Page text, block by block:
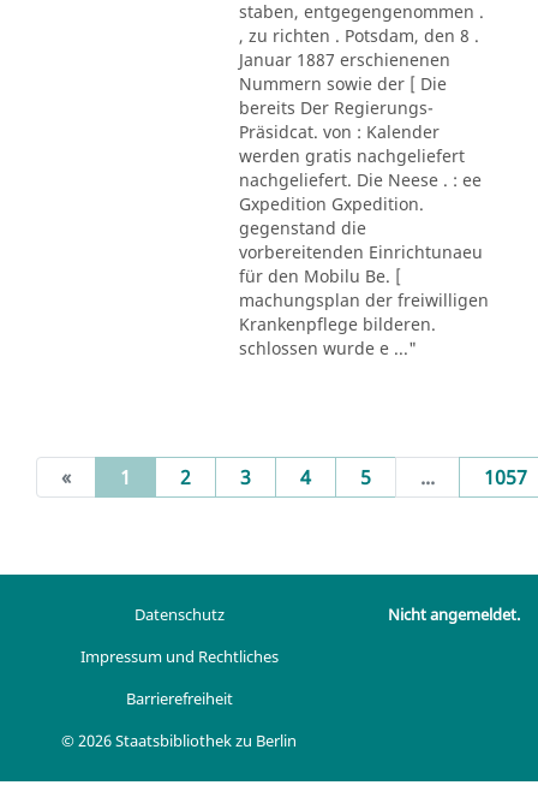
staben, entgegengenommen .
, zu richten . Potsdam, den 8 .
Januar 1887 erschienenen
Nummern sowie der [ Die
bereits Der Regierungs-
Präsidcat. von : Kalender
werden gratis nachgeliefert
nachgeliefert. Die Neese . : ee
Gxpedition Gxpedition.
gegenstand die
vorbereitenden Einrichtunaeu
für den Mobilu Be. [
machungsplan der freiwilligen
Krankenpflege bilderen.
schlossen wurde e ..."
« 1 (current)
2 3 4 5 ... 1057
Datenschutz
Impressum und Rechtliches
Barrierefreiheit
© 2026 Staatsbibliothek zu Berlin
Nicht angemeldet.